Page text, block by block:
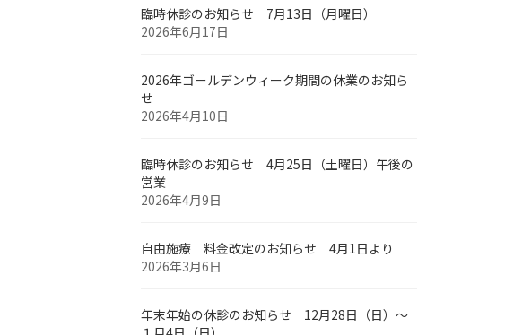
臨時休診のお知らせ 7月13日（月曜日）
2026年6月17日
2026年ゴールデンウィーク期間の休業のお知ら
せ
2026年4月10日
臨時休診のお知らせ 4月25日（土曜日）午後の
営業
2026年4月9日
自由施療 料金改定のお知らせ 4月1日より
2026年3月6日
年末年始の休診のお知らせ 12月28日（日）～